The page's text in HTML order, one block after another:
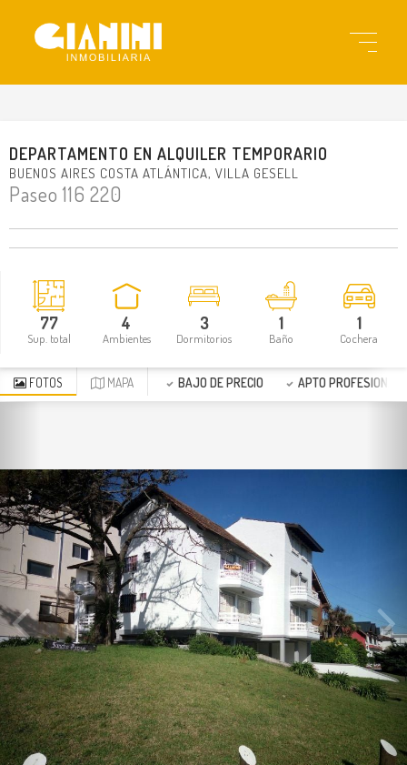
DEPARTAMENTO EN ALQUILER TEMPORARIO
BUENOS AIRES COSTA ATLÁNTICA VILLA GESELL
Paseo 116 220
77
Sup. total
4
Ambientes
3
Dormitorios
1
Baño
1
Cochera
FOTOS MAPA BAJO DE PRECIO APTO PROFESIONAL